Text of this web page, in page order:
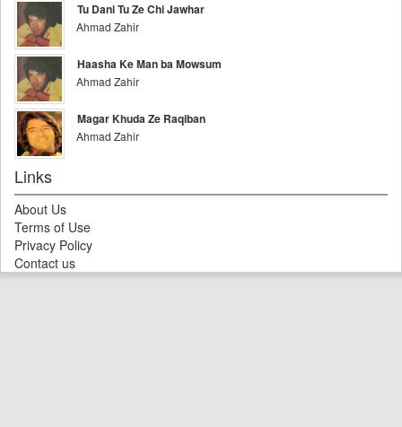
Tu Dani Tu Ze Chi Jawhar
Ahmad Zahir
Haasha Ke Man ba Mowsum
Ahmad Zahir
Magar Khuda Ze Raqiban
Ahmad Zahir
Links
About Us
Terms of Use
Privacy Policy
Contact us